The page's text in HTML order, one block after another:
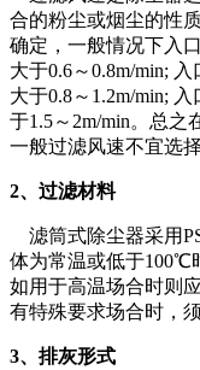
合的粉尘或烟尘的性
确定，一般情况下入
大于0.6～0.8m/min;
大于0.8～1.2m/min;
于1.5～2m/min。总之
一般过滤风速不宜选择
2、过滤材料
滤筒式除尘器采用
体为常温或低于100℃
如用于高温场合时则
有特殊要求场合时，
3、排灰形式